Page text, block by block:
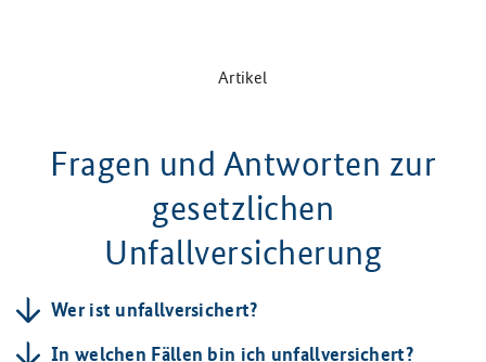
Artikel
Fragen und Antworten zur
gesetzlichen
Unfallversicherung
Wer ist unfallversichert?
In welchen Fällen bin ich unfallversichert?